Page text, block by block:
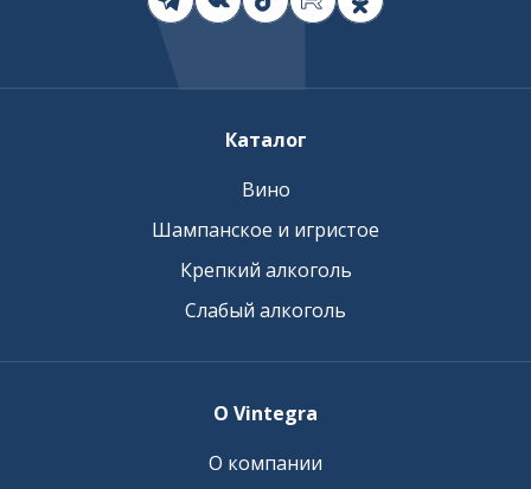
Каталог
Вино
Шампанское и игристое
Крепкий алкоголь
Слабый алкоголь
О Vintegra
О компании